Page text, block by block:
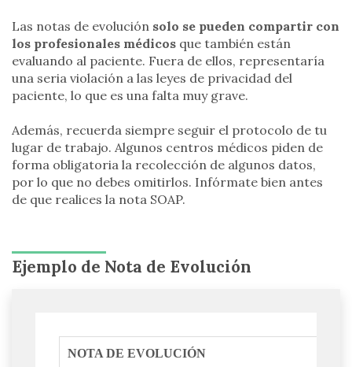
Las notas de evolución solo se pueden compartir con
los profesionales médicos que también están
evaluando al paciente. Fuera de ellos, representaría
una seria violación a las leyes de privacidad del
paciente, lo que es una falta muy grave.
Además, recuerda siempre seguir el protocolo de tu
lugar de trabajo. Algunos centros médicos piden de
forma obligatoria la recolección de algunos datos,
por lo que no debes omitirlos. Infórmate bien antes
de que realices la nota SOAP.
Ejemplo de Nota de Evolución
NOTA DE EVOLUCIÓN